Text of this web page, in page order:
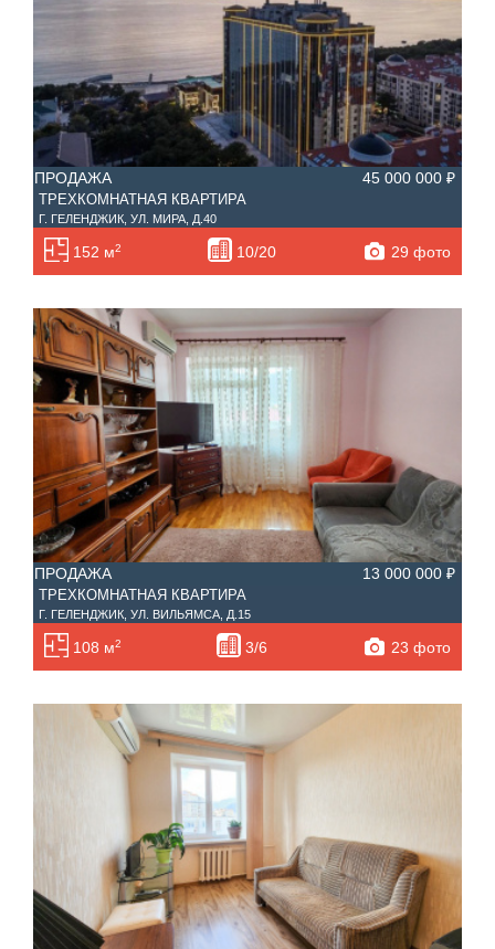
ПРОДАЖА 45 000 000 ₽
ТРЕХКОМНАТНАЯ КВАРТИРА
Г. ГЕЛЕНДЖИК, УЛ. МИРА, Д.40
152 м2 10/20 29 фото
ПРОДАЖА 13 000 000 ₽
ТРЕХКОМНАТНАЯ КВАРТИРА
Г. ГЕЛЕНДЖИК, УЛ. ВИЛЬЯМСА, Д.15
108 м2 3/6 23 фото